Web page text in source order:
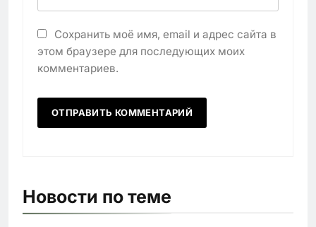
Сохранить моё имя, email и адрес сайта в
этом браузере для последующих моих
комментариев.
Новости по теме